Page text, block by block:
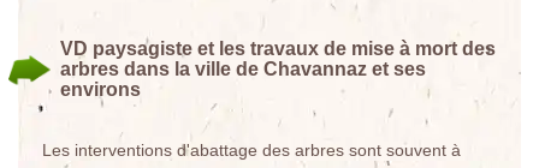
VD paysagiste et les travaux de mise à mort des
arbres dans la ville de Chavannaz et ses
environs
Les interventions d'abattage des arbres sont souvent à